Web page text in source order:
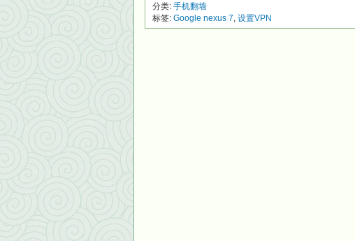
分类: 手机翻墙
标签: Google nexus 7, 设置VPN